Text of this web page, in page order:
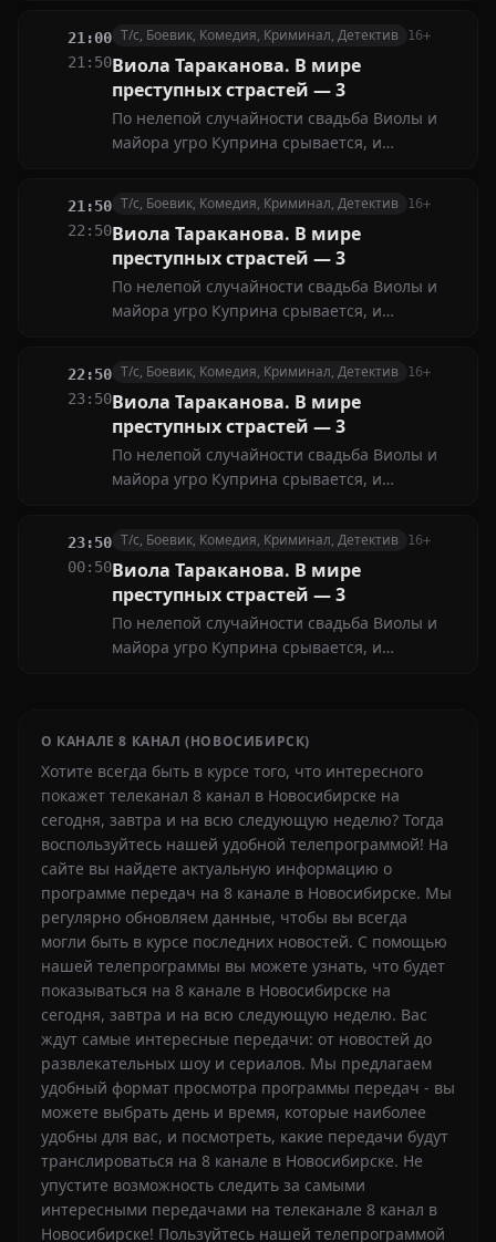
экране, тонко чувствующие и ранимые — в
жизни...
21:00
21:50
Т/с, Боевик, Комедия, Криминал, Детектив 16+
Виола Тараканова. В мире
преступных страстей — 3
По нелепой случайности свадьба Виолы и
майора угро Куприна срывается, и
ненадолго выйти из купе, как ее попутчицу
убивают...
21:50
22:50
Т/с, Боевик, Комедия, Криминал, Детектив 16+
Виола Тараканова. В мире
преступных страстей — 3
По нелепой случайности свадьба Виолы и
майора угро Куприна срывается, и
ненадолго выйти из купе, как ее попутчицу
убивают...
22:50
23:50
Т/с, Боевик, Комедия, Криминал, Детектив 16+
Виола Тараканова. В мире
преступных страстей — 3
По нелепой случайности свадьба Виолы и
майора угро Куприна срывается, и
ненадолго выйти из купе, как ее попутчицу
убивают...
23:50
00:50
Т/с, Боевик, Комедия, Криминал, Детектив 16+
Виола Тараканова. В мире
преступных страстей — 3
По нелепой случайности свадьба Виолы и
майора угро Куприна срывается, и
убивают...
О КАНАЛЕ 8 КАНАЛ (НОВОСИБИРСК)
Хотите всегда быть в курсе того, что интересного
покажет телеканал 8 канал в Новосибирске на
сегодня, завтра и на всю следующую неделю? Тогда
воспользуйтесь нашей удобной телепрограммой! На
сайте вы найдете актуальную информацию о
программе передач на 8 канале в Новосибирске. Мы
регулярно обновляем данные, чтобы вы всегда
могли быть в курсе последних новостей. С помощью
нашей телепрограммы вы можете узнать, что будет
показываться на 8 канале в Новосибирске на
сегодня, завтра и на всю следующую неделю. Вас
ждут самые интересные передачи: от новостей до
развлекательных шоу и сериалов. Мы предлагаем
удобный формат просмотра программы передач - вы
можете выбрать день и время, которые наиболее
удобны для вас, и посмотреть, какие передачи будут
транслироваться на 8 канале в Новосибирске. Не
упустите возможность следить за самыми
интересными передачами на телеканале 8 канал в
Новосибирске! Пользуйтесь нашей телепрограммой